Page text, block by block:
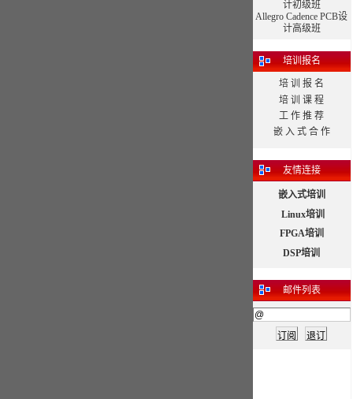
计初级班
Allegro Cadence PCB设
计高级班
培训报名
培 训 报 名
培 训 课 程
工 作 推 荐
嵌 入 式 合 作
友情连接
嵌入式培训
Linux培训
FPGA培训
DSP培训
邮件列表